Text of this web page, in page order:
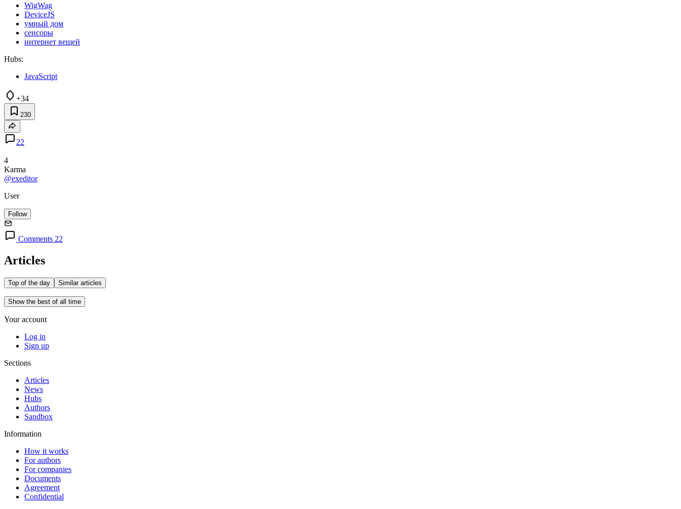
WigWag
DeviceJS
умный дом
сенсоры
интернет вещей
Hubs:
JavaScript
+34
230
22
4
Karma
@exeditor
User
Follow
Comments 22
Articles
Top of the day Similar articles
Show the best of all time
Your account
Log in
Sign up
Sections
Articles
News
Hubs
Authors
Sandbox
Information
How it works
For authors
For companies
Documents
Agreement
Confidential